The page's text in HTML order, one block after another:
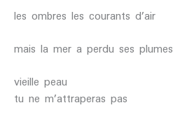
les ombres les courants d’air
mais la mer a perdu ses plumes
vieille peau
tu ne m’attraperas pas